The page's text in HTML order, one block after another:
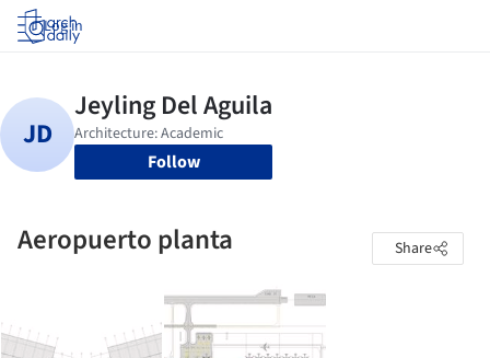
Log in
Follow
Aeropuerto planta Share